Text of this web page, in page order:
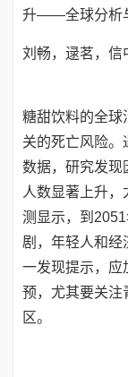
升——全球分析
刘畅，逯茗，信
糖甜饮料的全球
关的死亡风险。
数据，研究发现
人数显著上升
测显示，到
剧，年轻人和经
一发现提示，应
预，尤其要关注
区。